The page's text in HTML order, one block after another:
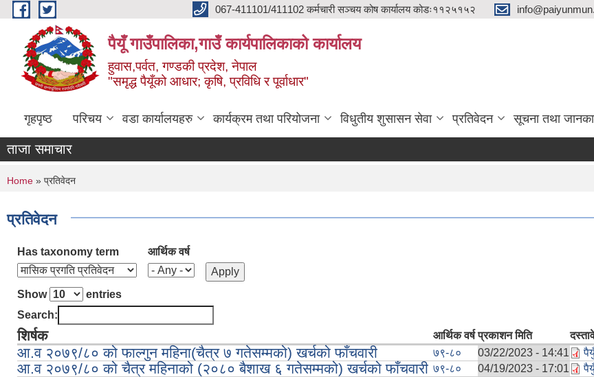
Skip to main content 067-411101/411102 कर्मचारी सञ्चय कोष कार्यालय कोडः११२५१५२
पैयूँ गाउँपालिका,गाउँ कार्यपालिकाको कार्यालय
हुवास,पर्वत, गण्डकी प्रदेश, नेपाल
"समृद्ध पैयूँको आधार; कृषि, प्रविधि र पूर्वाधार"
गृहपृष्ठ परिचय वडा कार्यालयहरु कार्यक्रम तथा परियोजना विधुतीय शुसासन सेवा प्रतिवेदन सूचना तथा
ताजा समाचार
You are here
Home » प्रतिवेदन
प्रतिवेदन
Has taxonomy term आर्थिक वर्ष
Show
entries
Search:
शिर्षक आर्थिक वर्ष प्रकाशन मिति
आ.व २०७९/८० को फाल्गुन महिना(चैत्र ७ गतेसम्मको) खर्चको फाँचवारी ७९-८० 03/22/2023 - 14:41
आ.व २०७९/८० को चैत्र महिनाको (२०८० बैशाख ६ गतेसम्मको) खर्चको फाँचवारी ७९-८० 04/19/2023 - 17:01